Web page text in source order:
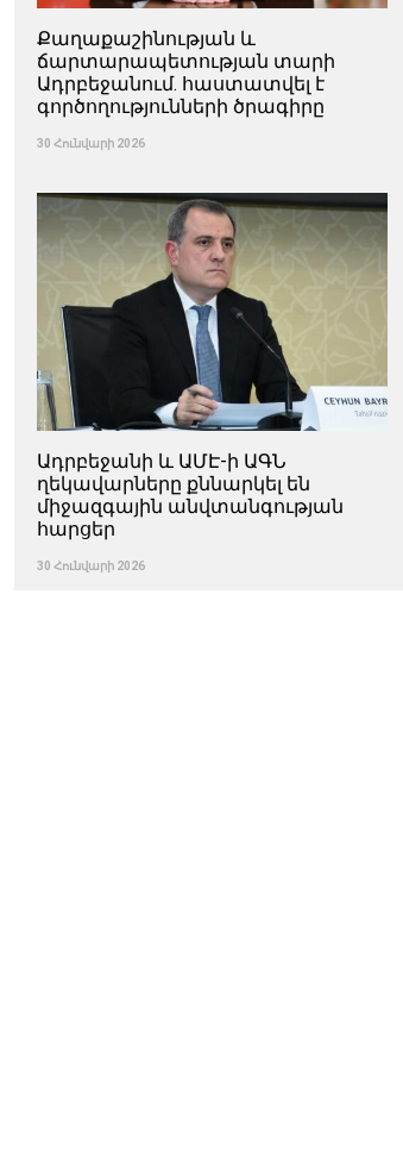
Քաղաքաշինության և
ճարտարապետության տարի
Ադրբեջանում. հաստատվել է
գործողությունների ծրագիրը
30 Հունվարի 2026
Ադրբեջանի և ԱՄԷ-ի ԱԳՆ
ղեկավարները քննարկել են
միջազգային անվտանգության
հարցեր
30 Հունվարի 2026